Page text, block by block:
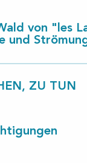
von "les
und
ZU TUN
Escalus